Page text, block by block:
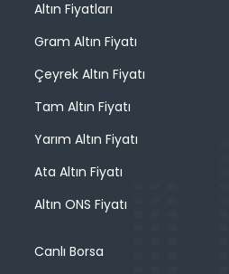
Altın Fiyatları
Gram Altın Fiyatı
Çeyrek Altın Fiyatı
Tam Altın Fiyatı
Yarım Altın Fiyatı
Ata Altın Fiyatı
Altın ONS Fiyatı
Canlı Borsa